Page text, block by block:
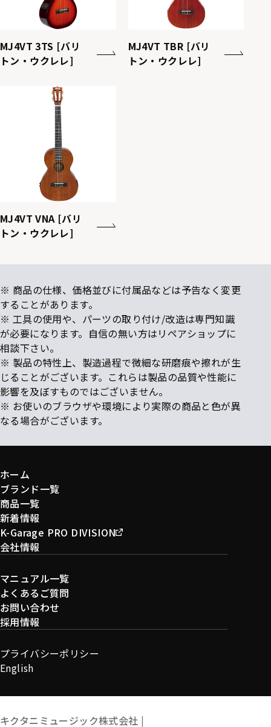
MJ4VT 3TS [バリ
トン・ウクレレ]
MJ4VT TBR [バリ
トン・ウクレレ]
MJ4VT VNA [バリ
トン・ウクレレ]
※ 商品の仕様、価格並びに付属品などは予告なく変更
することがあります。
※ 工具の使用や、パーツの取り付け/改造は専門知識
が必要になります。自信の無い方はリペアショップに
相談下さい。
※ 製品の特性上、製造過程で微細な研磨痕や擦れが生
じることがございます。これらは製品の品質や性能に
影響を及ぼすものではございません。
※ お使いのブラウザや環境により実際の商品と色が異
なる場合がございます。
ホーム
ブランド一覧
商品一覧
新着情報
K-Garage PRO DIVISION
会社情報
マニュアル一覧
よくあるご質問
お問い合わせ
採用情報
プライバシーポリシー
English
キクタニミュージック株式会社 |